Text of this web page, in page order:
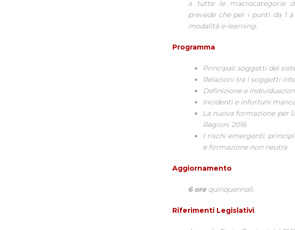
a tutte le macrocategorie di
prevede che per i punti da 1
modalità e-learning.
Programma
Principali soggetti del
Relazioni tra i soggetti
Definizione e
Incidenti e infortuni
La nuova formazione per
Regioni 2016
I rischi emergenti:
e formazione non neutra
Aggiornamento
6 ore quinquennali.
Riferimenti Legislativi